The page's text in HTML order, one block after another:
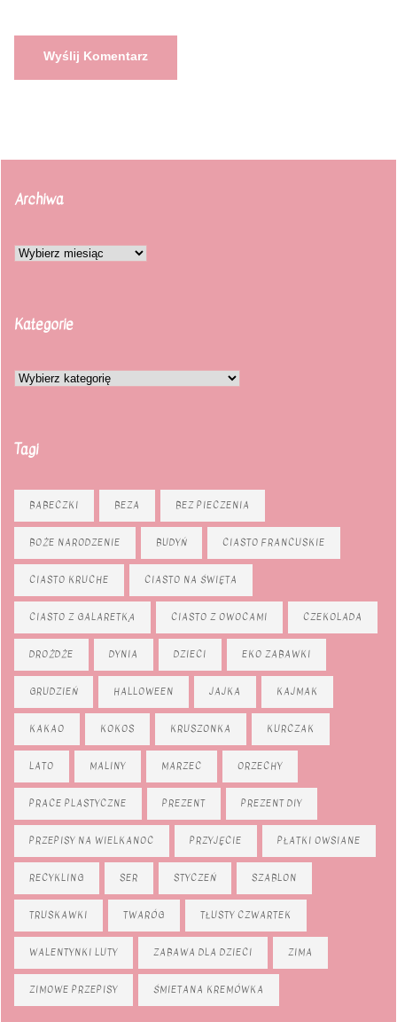
Archiwa
Kategorie
Tagi
BABECZKI BEZA BEZ PIECZENIA
BOŻE NARODZENIE BUDYŃ CIASTO FRANCUSKIE
CIASTO KRUCHE CIASTO NA ŚWIĘTA
CIASTO Z GALARETKĄ CIASTO Z OWOCAMI CZEKOLADA
DROŻDŻE DYNIA DZIECI EKO ZABAWKI
GRUDZIEŃ HALLOWEEN JAJKA KAJMAK
KAKAO KOKOS KRUSZONKA KURCZAK
LATO MALINY MARZEC ORZECHY
PRACE PLASTYCZNE PREZENT PREZENT DIY
PRZEPISY NA WIELKANOC PRZYJĘCIE PŁATKI OWSIANE
RECYKLING SER STYCZEŃ SZABLON
TRUSKAWKI TWARÓG TŁUSTY CZWARTEK
WALENTYNKI LUTY ZABAWA DLA DZIECI ZIMA
ZIMOWE PRZEPISY ŚMIETANA KREMÓWKA